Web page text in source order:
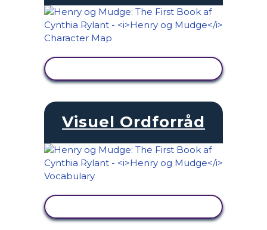
Visuel Ordforråd